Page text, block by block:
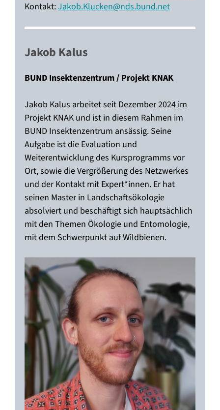
Kontakt:Jakob.Klucken@nds.bund.net
Jakob Kalus
BUND Insektenzentrum / Projekt KNAK
Jakob Kalus arbeitet seit Dezember 2024 im
Projekt KNAK und ist in diesem Rahmen im
BUND Insektenzentrum ansässig. Seine
Aufgabe ist die Evaluation und
Weiterentwicklung des Kursprogramms vor
Ort, sowie die Vergrößerung des Netzwerkes
und der Kontakt mit Expert*innen. Er hat
seinen Master in Landschaftsökologie
absolviert und beschäftigt sich hauptsächlich
mit den Themen Ökologie und Entomologie,
mit dem Schwerpunkt auf Wildbienen.